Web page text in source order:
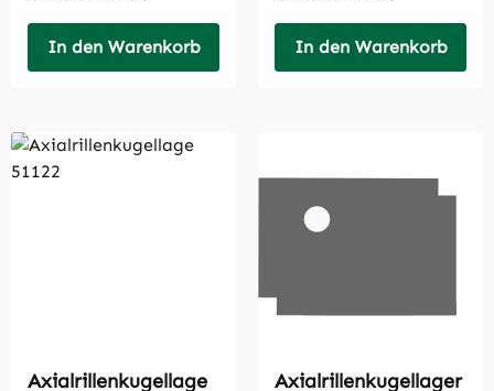
In den Warenkorb In den Warenkorb
Axialrillenkugellage
Axialrillenkugellager